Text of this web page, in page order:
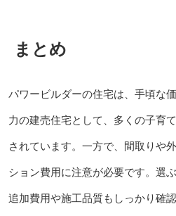
まとめ
パワービルダーの住宅は、手頃な
力の建売住宅として、多くの子育
されています。一方で、間取りや
ション費用に注意が必要です。選
追加費用や施工品質もしっかり確